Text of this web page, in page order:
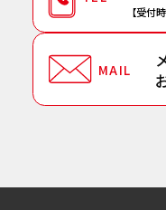
【受付
MAIL